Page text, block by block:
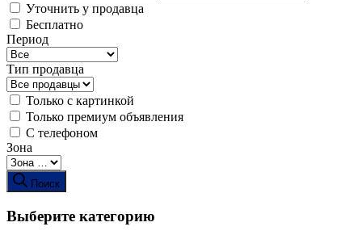
Уточнить у продавца
Бесплатно
Период
Тип продавца
Только с картинкой
Только премиум объявления
С телефоном
Зона
Поиск
Выберите категорию